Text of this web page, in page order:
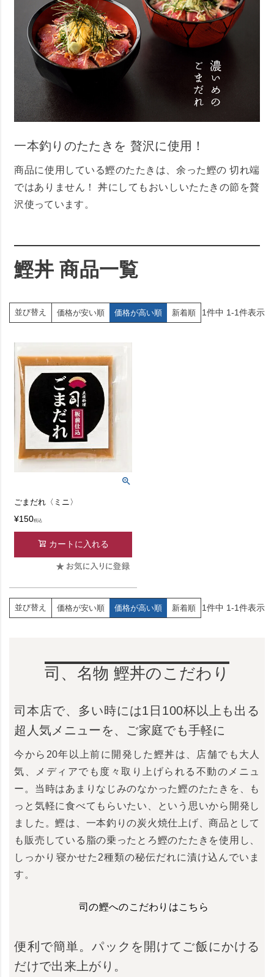
一本釣りのたたきを 贅沢に使用！
商品に使用している鰹のたたきは、余った鰹の 切れ端
ではありません！ 丼にしてもおいしいたたきの節を贅
沢使っています。
鰹丼 商品一覧
並び替え 価格が安い順 価格が高い順 新着順 1件中 1-1件表示
ごまだれ〈ミニ〉
¥150税込
カートに入れる
並び替え 価格が安い順 価格が高い順 新着順 1件中 1-1件表示
司、名物 鰹丼のこだわり
司本店で、多い時には1日100杯以上も出る
超人気メニューを、ご家庭でも手軽に
今から20年以上前に開発した鰹丼は、店舗でも大人
気、メディアでも度々取り上げられる不動のメニュ
ー。当時はあまりなじみのなかった鰹のたたきを、も
っと気軽に食べてもらいたい、という思いから開発し
ました。鰹は、一本釣りの炭火焼仕上げ、商品として
も販売している脂の乗ったとろ鰹のたたきを使用し、
しっかり寝かせた2種類の秘伝だれに漬け込んでいま
す。
司の鰹へのこだわりはこちら
便利で簡単。パックを開けてご飯にかける
だけで出来上がり。